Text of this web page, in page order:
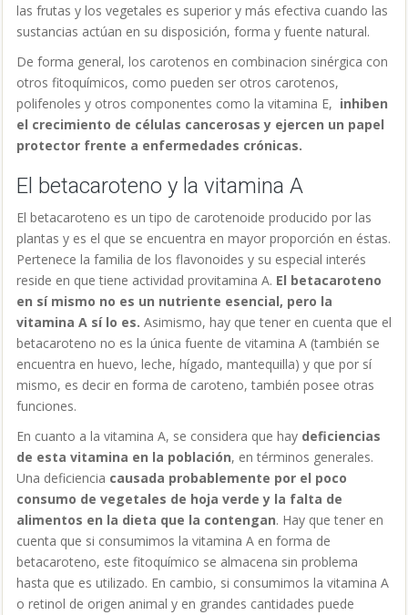
las frutas y los vegetales es superior y más efectiva cuando las
sustancias actúan en su disposición, forma y fuente natural.
De forma general, los carotenos en combinacion sinérgica con
otros fitoquímicos, como pueden ser otros carotenos,
polifenoles y otros componentes como la vitamina E, inhiben
el crecimiento de células cancerosas y ejercen un papel
protector frente a enfermedades crónicas.
El betacaroteno y la vitamina A
El betacaroteno es un tipo de carotenoide producido por las
plantas y es el que se encuentra en mayor proporción en éstas.
Pertenece la familia de los flavonoides y su especial interés
reside en que tiene actividad provitamina A. El betacaroteno
en sí mismo no es un nutriente esencial, pero la
vitamina A sí lo es. Asimismo, hay que tener en cuenta que el
betacaroteno no es la única fuente de vitamina A (también se
encuentra en huevo, leche, hígado, mantequilla) y que por sí
mismo, es decir en forma de caroteno, también posee otras
funciones.
En cuanto a la vitamina A, se considera que hay deficiencias
de esta vitamina en la población, en términos generales.
Una deficiencia causada probablemente por el poco
consumo de vegetales de hoja verde y la falta de
alimentos en la dieta que la contengan. Hay que tener en
cuenta que si consumimos la vitamina A en forma de
betacaroteno, este fitoquímico se almacena sin problema
hasta que es utilizado. En cambio, si consumimos la vitamina A
o retinol de origen animal y en grandes cantidades puede